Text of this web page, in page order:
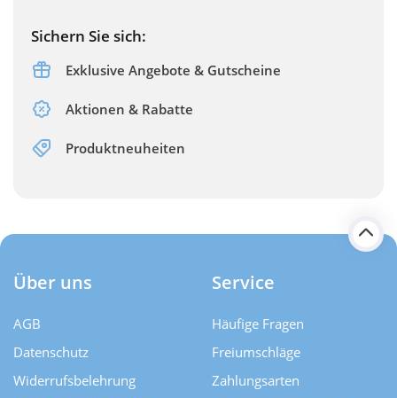
Sichern Sie sich:
Exklusive Angebote & Gutscheine
Aktionen & Rabatte
Produktneuheiten
Über uns
AGB
Datenschutz
Widerrufsbelehrung
Service
Häufige Fragen
Freiumschläge
Zahlungsarten